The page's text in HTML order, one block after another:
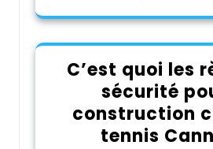
C’est quoi les
sécurité
construction
tennis